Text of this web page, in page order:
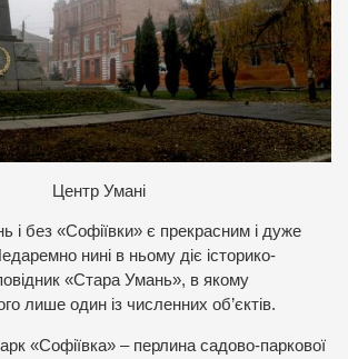
Центр Умані
і без «Софіївки» є прекрасним і дуже
нині в ньому діє історико-
«Стара Умань», в якому
лише один із численних об’єктів.
«Софіївка» – перлина садово-паркової